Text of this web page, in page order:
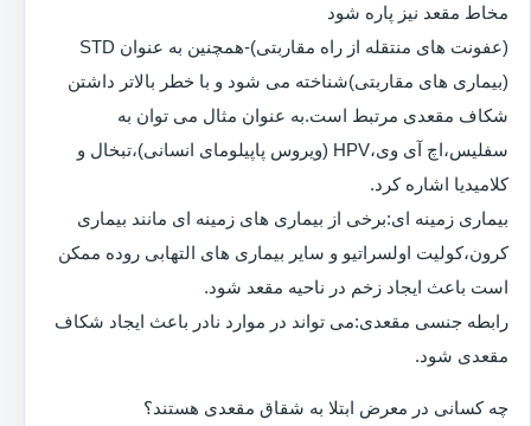
مخاط مقعد نیز پاره شود
(عفونت های منتقله از راه مقاربتی)-همچنین به عنوان STD
(بیماری های مقاربتی)شناخته می شود و با خطر بالاتر داشتن
شکاف مقعدی مرتبط است.به عنوان مثال می توان به
سفلیس،اچ آی وی،HPV (ویروس پاپیلومای انسانی)،تبخال و
کلامیدیا اشاره کرد.
بیماری زمینه ای:برخی از بیماری های زمینه ای مانند بیماری
کرون،کولیت اولسراتیو و سایر بیماری های التهابی روده ممکن
است باعث ایجاد زخم در ناحیه مقعد شود.
رابطه جنسی مقعدی:می تواند در موارد نادر باعث ایجاد شکاف
مقعدی شود.
چه کسانی در معرض ابتلا به شقاق مقعدی هستند؟